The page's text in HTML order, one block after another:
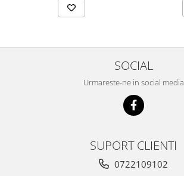
SOCIAL
Urmareste-ne in social media
SUPORT CLIENTI
0722109102